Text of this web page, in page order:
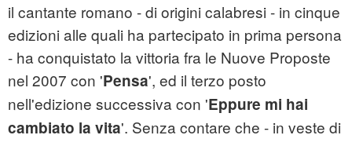
il cantante romano - di origini calabresi - in cinque
edizioni alle quali ha partecipato in prima persona
- ha conquistato la vittoria fra le Nuove Proposte
nel 2007 con 'Pensa', ed il terzo posto
nell'edizione successiva con 'Eppure mi hai
cambiato la vita'. Senza contare che - in veste di